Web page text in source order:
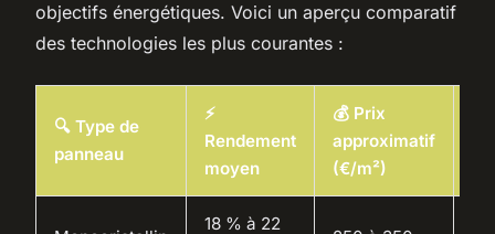
objectifs énergétiques. Voici un aperçu comparatif
des technologies les plus courantes :
🔍 Type de
panneau
⚡
Rendement
moyen
💰 Prix
approximatif
(€/m²)
18 % à 22